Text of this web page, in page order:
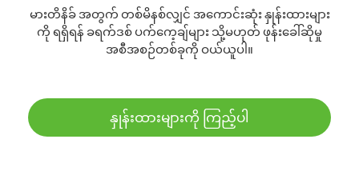
မားတိနိခ် အတွက် တစ်မိနစ်လျှင် အကောင်းဆုံး နှုန်းထားများ
ကို ရရှိရန် ခရက်ဒစ် ပက်ကေ့ချ်များ သို့မဟုတ် ဖုန်းခေါ်ဆိုမှု
အစီအစဉ်တစ်ခုကို ဝယ်ယူပါ။
နှုန်းထားများကို ကြည့်ပါ